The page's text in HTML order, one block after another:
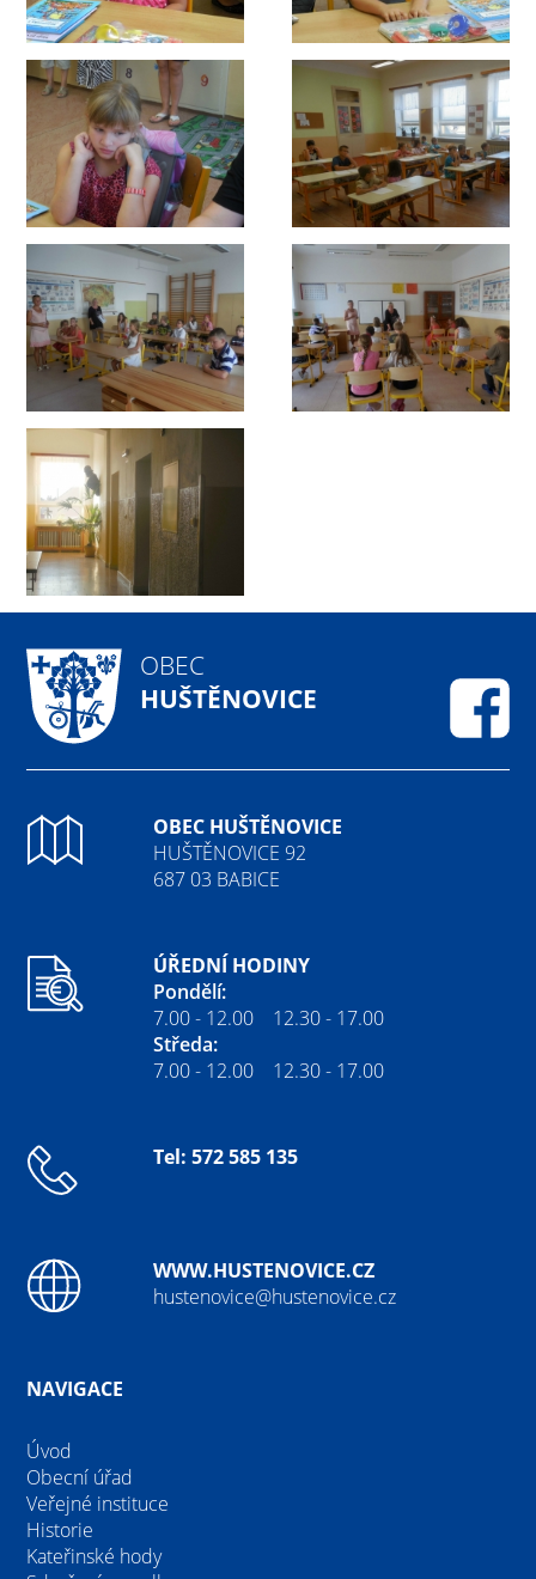
OBEC
HUŠTĚNOVICE
OBEC HUŠTĚNOVICE
HUŠTĚNOVICE 92
687 03 BABICE
ÚŘEDNÍ HODINY
Pondělí:
7.00 - 12.00 12.30 - 17.00
Středa:
7.00 - 12.00 12.30 - 17.00
Tel: 572 585 135
WWW.HUSTENOVICE.CZ
hustenovice@hustenovice.cz
NAVIGACE
Úvod
Obecní úřad
Veřejné instituce
Historie
Kateřinské hody